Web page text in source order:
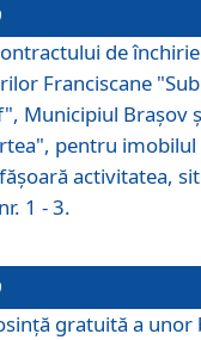
de
Franciscane
Municipiul Braşov
pentru
activitatea,
1 - 3.
gratuită a unor